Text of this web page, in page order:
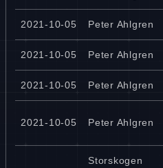
2021-10-05 Peter Ahlgren
2021-10-05 Peter Ahlgren
2021-10-05 Peter Ahlgren
2021-10-05 Peter Ahlgren
Storskogen